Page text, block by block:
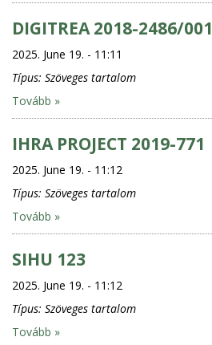
DIGITREA 2018-2486/001
2025. June 19. - 11:11
Típus: Szöveges tartalom
Tovább »
IHRA PROJECT 2019-771
2025. June 19. - 11:12
Típus: Szöveges tartalom
Tovább »
SIHU 123
2025. June 19. - 11:12
Típus: Szöveges tartalom
Tovább »